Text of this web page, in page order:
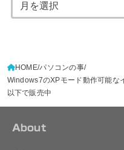
HOME パソコンの事
Windows7のXPモード動作可能な
以下で販売中
About